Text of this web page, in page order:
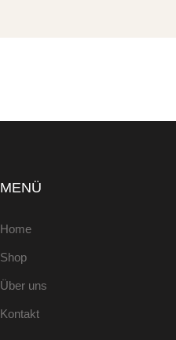
MENÜ
Home
Shop
Über uns
Kontakt